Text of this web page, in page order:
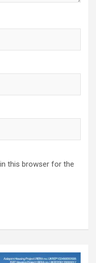
this browser for the